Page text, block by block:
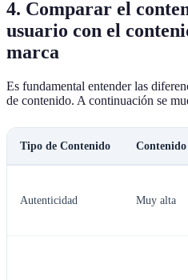
4. Comparar el
usuario con el
marca
Es fundamental entender las
de contenido. A continuación se
Tipo de Contenido
Autenticidad Muy alta